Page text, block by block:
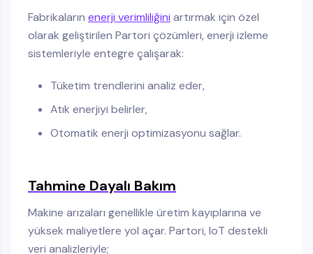
Fabrikaların enerji verimliliğini artırmak için özel
olarak geliştirilen Partori çözümleri, enerji izleme
sistemleriyle entegre çalışarak:
Tüketim trendlerini analiz eder,
Atık enerjiyi belirler,
Otomatik enerji optimizasyonu sağlar.
Tahmine Dayalı Bakım
Makine arızaları genellikle üretim kayıplarına ve
yüksek maliyetlere yol açar. Partori, IoT destekli
veri analizleriyle;